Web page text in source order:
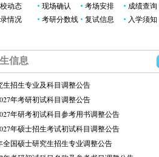
动态
情况
现场确认 考场安排
成绩查询
考研分数线
复试信息 入学须知
信息
生招生专业及科目调整公告
年考研初试科目调整公告
年研考初试科目参考用书调整公告
年硕士招生考试初试科目调整公告
全国硕士研究生招生专业调整公告